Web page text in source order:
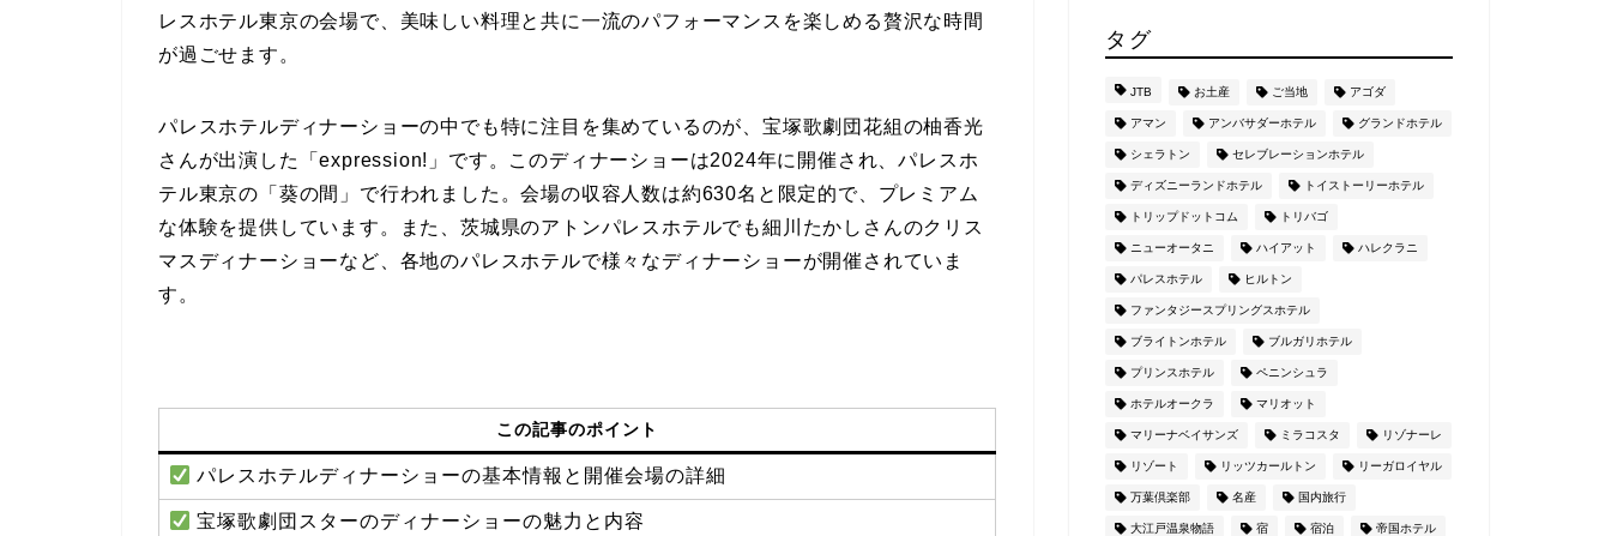
レスホテル東京の会場で、美味しい料理と共に一流のパフォーマンスを楽しめる贅沢な時間
が過ごせます。
パレスホテルディナーショーの中でも特に注目を集めているのが、宝塚歌劇団花組の柚香光
さんが出演した「expression!」です。このディナーショーは2024年に開催され、パレスホ
テル東京の「葵の間」で行われました。会場の収容人数は約630名と限定的で、プレミアム
な体験を提供しています。また、茨城県のアトンパレスホテルでも細川たかしさんのクリス
マスディナーショーなど、各地のパレスホテルで様々なディナーショーが開催されていま
す。
この記事のポイント
パレスホテルディナーショーの基本情報と開催会場の詳細
宝塚歌劇団スターのディナーショーの魅力と内容
タグ
JTB お土産 ご当地 アゴダ
アマン アンバサダーホテル グランドホテル
シェラトン セレブレーションホテル
ディズニーランドホテル トイストーリーホテル
トリップドットコム トリバゴ
ニューオータニ ハイアット ハレクラニ
パレスホテル ヒルトン
ファンタジースプリングスホテル
ブライトンホテル ブルガリホテル
プリンスホテル ペニンシュラ
ホテルオークラ マリオット
マリーナベイサンズ ミラコスタ リゾナーレ
リゾート リッツカールトン リーガロイヤル
万葉倶楽部 名産 国内旅行
大江戸温泉物語 宿 宿泊 帝国ホテル